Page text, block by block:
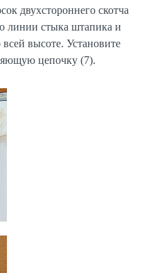
двухстороннего скотча
линии стыка штапика и
высоте. Установите
цепочку (7).